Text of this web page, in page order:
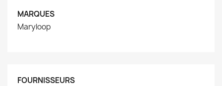
MARQUES
Maryloop
FOURNISSEURS